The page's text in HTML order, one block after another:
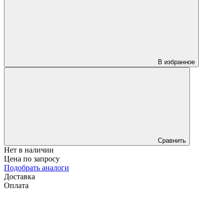
В избранное
Сравнить
Нет в наличии
Цена по запросу
Подобрать аналоги
Доставка
Оплата